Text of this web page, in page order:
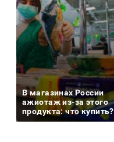
В магазинах России
ажиотаж из-за этого
продукта: что купить?